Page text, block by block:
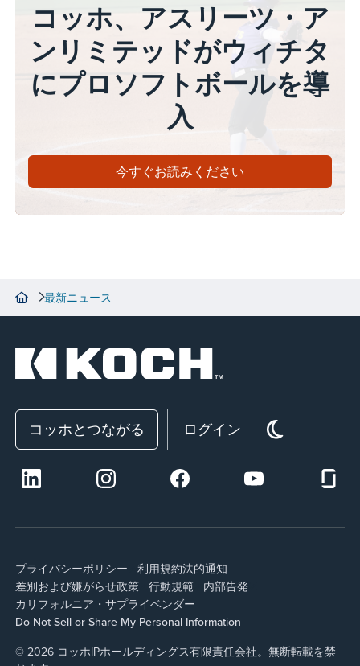
コッホ、アスリーツ・ア
ンリミテッドがウィチタ
にプロソフトボールを導
入
今すぐお読みください
最新ニュース
コッホとつながる ログイン
プライバシーポリシー 利用規約法的通知
差別および嫌がらせ政策
行動規範
内部告発
カリフォルニア・サプライベンダー
Do Not Sell or Share My Personal Information
© 2026 コッホIPホールディングス有限責任会社。無断転載を禁